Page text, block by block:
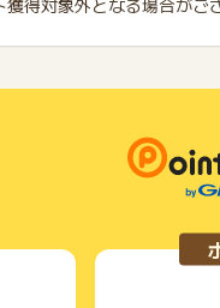
得対象外となる場合がご